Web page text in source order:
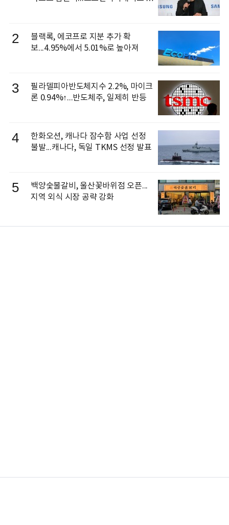
2
블랙록, 에코프로 지분 추가 확
보...4.95%에서 5.01%로 높아져
3
필라델피아반도체지수 2.2%, 마이크
론 0.94%↑...반도체주, 일제히 반등
4
한화오션, 캐나다 잠수함 사업 선정
불발...캐나다, 독일 TKMS 선정 발표
5
백양숯불갈비, 울산꽃바위점 오픈...
지역 외식 시장 공략 강화